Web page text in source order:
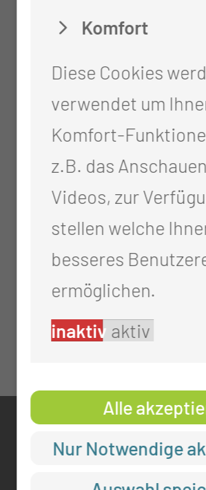
Komfort
Diese Cookies
verwendet um
Komfort-
z.B. das
Videos, zur
stellen welche
besseres
ermöglichen.
inaktiv aktiv
Alle
Nur Notwendige